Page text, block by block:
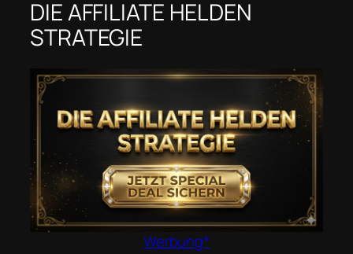
DIE AFFILIATE HELDEN
STRATEGIE
Werbung*